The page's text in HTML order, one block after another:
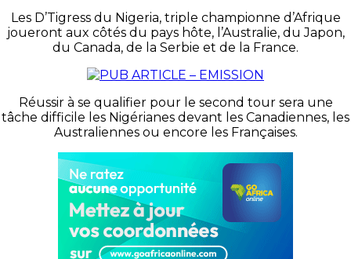
Les D’Tigress du Nigeria, triple championne d’Afrique
joueront aux côtés du pays hôte, l’Australie, du Japon,
du Canada, de la Serbie et de la France.
Réussir à se qualifier pour le second tour sera une
tâche difficile les Nigérianes devant les Canadiennes, les
Australiennes ou encore les Françaises.